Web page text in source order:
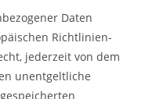
Daten
Richtlinien-
jederzeit von dem
unentgeltliche